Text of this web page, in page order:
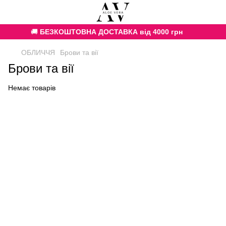
🚚 БЕЗКОШТОВНА ДОСТАВКА від 4000 грн
ОБЛИЧЧЯ Брови та вії
Брови та вії
Немає товарів